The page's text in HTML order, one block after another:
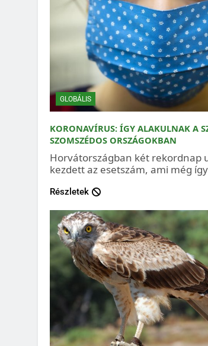
GLOBÁLIS
KORONAVÍRUS: ÍGY ALAKULNAK A
SZOMSZÉDOS ORSZÁGOKBAN
Horvátországban két rekordnap
kezdett az esetszám, ami még
Részletek